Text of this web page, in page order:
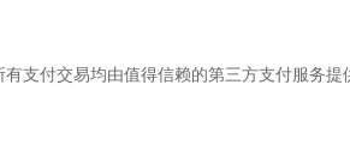
支付交易均由值得信赖的第三方支付服务